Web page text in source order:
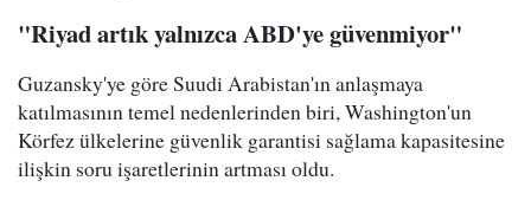
"Riyad artık yalnızca ABD'ye güvenmiyor"
Guzansky'ye göre Suudi Arabistan'ın anlaşmaya
katılmasının temel nedenlerinden biri, Washington'un
Körfez ülkelerine güvenlik garantisi sağlama kapasitesine
ilişkin soru işaretlerinin artması oldu.